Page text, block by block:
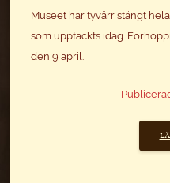
Museet har tyvärr stängt
som upptäckts idag.
den 9 april.